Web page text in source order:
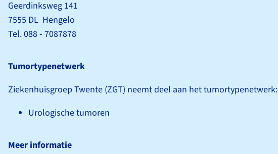
Geerdinksweg 141
7555 DL Hengelo
Tel. 088 - 7087878
Tumortypenetwerk
Ziekenhuisgroep Twente (ZGT) neemt deel aan het tumortype­netwerk:
Urologische tumoren
Meer informatie